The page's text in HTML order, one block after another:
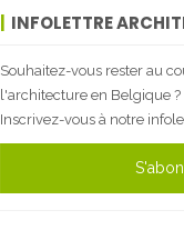
INFOLETTRE
Souhaitez-vous rester au
l'architecture en Belgique ?
Inscrivez-vous à notre